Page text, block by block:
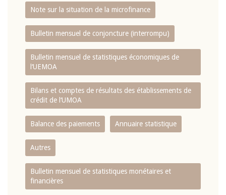
Note sur la situation de la microfinance
Bulletin mensuel de conjoncture (interrompu)
Bulletin mensuel de statistiques économiques de
l‘UEMOA
Bilans et comptes de résultats des établissements de
crédit de l‘UMOA
Balance des paiements Annuaire statistique
Autres
Bulletin mensuel de statistiques monétaires et
financières